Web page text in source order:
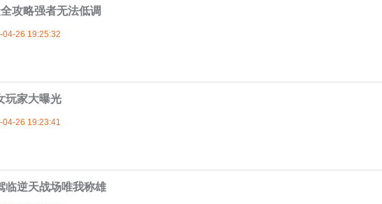
攻略强者无法低调
04-26 19:25:32
玩家大曝光
04-26 19:23:41
临逆天战场唯我称雄